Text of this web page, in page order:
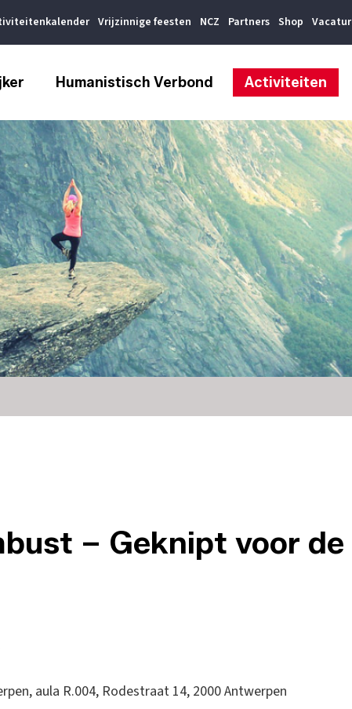
Vrijzinnige feesten NCZ Partners Shop
Humanistisch Verbond Activiteiten
– Geknipt voor de
aula R.004, Rodestraat 14, 2000 Antwerpen